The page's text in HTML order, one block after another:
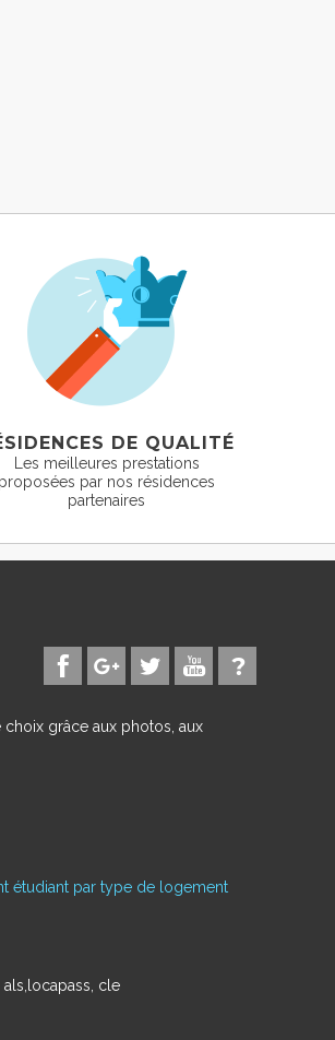
DE QUALITÉ
Les meilleures prestations
proposées par nos résidences
partenaires
grâce aux photos, aux
étudiant par type de logement
cle